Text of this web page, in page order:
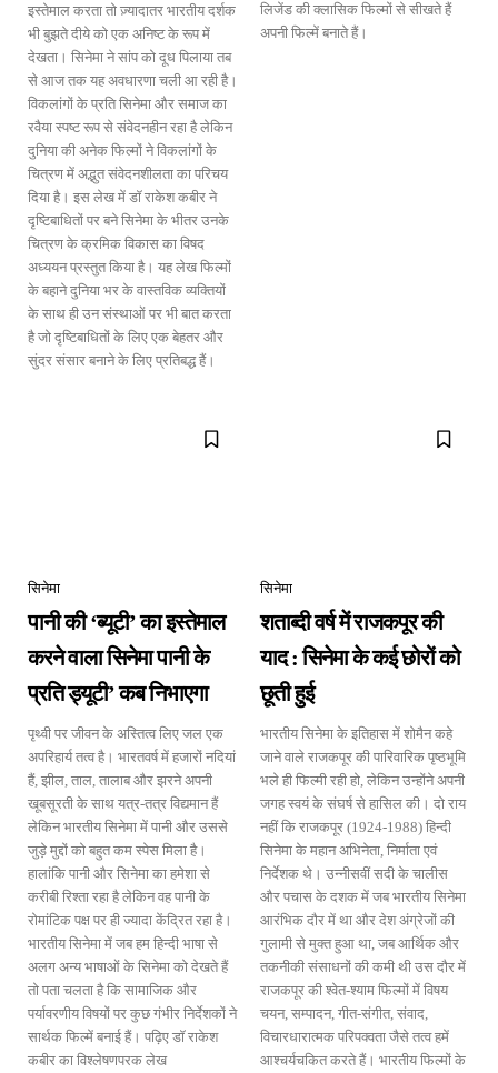
इस्तेमाल करता तो ज़्यादातर भारतीय दर्शक
भी बुझते दीये को एक अनिष्ट के रूप में
देखता। सिनेमा ने सांप को दूध पिलाया तब
से आज तक यह अवधारणा चली आ रही है।
विकलांगों के प्रति सिनेमा और समाज का
रवैया स्पष्ट रूप से संवेदनहीन रहा है लेकिन
दुनिया की अनेक फिल्मों ने विकलांगों के
चित्रण में अद्भुत संवेदनशीलता का परिचय
दिया है। इस लेख में डॉ राकेश कबीर ने
दृष्टिबाधितों पर बने सिनेमा के भीतर उनके
चित्रण के क्रमिक विकास का विषद
अध्ययन प्रस्तुत किया है। यह लेख फिल्मों
के बहाने दुनिया भर के वास्तविक व्यक्तियों
के साथ ही उन संस्थाओं पर भी बात करता
है जो दृष्टिबाधितों के लिए एक बेहतर और
सुंदर संसार बनाने के लिए प्रतिबद्ध हैं।
लिजेंड की क्लासिक फिल्मों से सीखते हैं
अपनी फिल्में बनाते हैं।
सिनेमा
पानी की ‘ब्यूटी’ का इस्तेमाल
करने वाला सिनेमा पानी के
प्रति ड्यूटी’ कब निभाएगा
पृथ्वी पर जीवन के अस्तित्व लिए जल एक
अपरिहार्य तत्व है। भारतवर्ष में हजारों नदियां
हैं, झील, ताल, तालाब और झरने अपनी
खूबसूरती के साथ यत्र-तत्र विद्यमान हैं
लेकिन भारतीय सिनेमा में पानी और उससे
जुड़े मुद्दों को बहुत कम स्पेस मिला है।
हालांकि पानी और सिनेमा का हमेशा से
करीबी रिश्ता रहा है लेकिन वह पानी के
रोमांटिक पक्ष पर ही ज्यादा केंद्रित रहा है।
भारतीय सिनेमा में जब हम हिन्दी भाषा से
अलग अन्य भाषाओं के सिनेमा को देखते हैं
तो पता चलता है कि सामाजिक और
पर्यावरणीय विषयों पर कुछ गंभीर निर्देशकों ने
सार्थक फिल्में बनाई हैं। पढ़िए डॉ राकेश
कबीर का विश्लेषणपरक लेख
सिनेमा
शताब्दी वर्ष में राजकपूर की
याद : सिनेमा के कई छोरों को
छूती हुई
भारतीय सिनेमा के इतिहास में शोमैन कहे
जाने वाले राजकपूर की पारिवारिक पृष्ठभूमि
भले ही फिल्मी रही हो, लेकिन उन्होंने अपनी
जगह स्वयं के संघर्ष से हासिल की। दो राय
नहीं कि राजकपूर (1924-1988) हिन्दी
सिनेमा के महान अभिनेता, निर्माता एवं
निर्देशक थे। उन्नीसवीं सदी के चालीस
और पचास के दशक में जब भारतीय सिनेमा
आरंभिक दौर में था और देश अंग्रेजों की
गुलामी से मुक्त हुआ था, जब आर्थिक और
तकनीकी संसाधनों की कमी थी उस दौर में
राजकपूर की श्वेत-श्याम फिल्मों में विषय
चयन, सम्पादन, गीत-संगीत, संवाद,
विचारधारात्मक परिपक्वता जैसे तत्व हमें
आश्चर्यचकित करते हैं। भारतीय फिल्मों के